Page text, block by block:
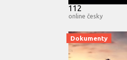
112
online česky
Dokumenty